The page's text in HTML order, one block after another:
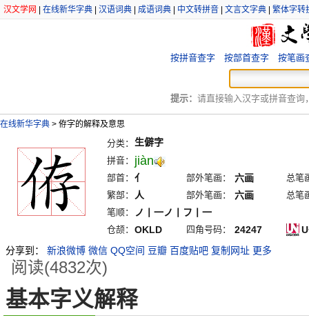
汉文学网 在线新华字典 汉语词典 成语词典 中文转拼音 文言文字典 繁体字转
按拼音查字 按部首查字 按笔画
提示： 请直接输入汉字或拼音查询
在线新华字典 > 侟字的解释及意思
分类： 生僻字
拼音： jiàn
部首： 亻 部外笔画： 六画
总笔
繁部：
人 部外笔画： 六画
总笔
笔顺：
ノ丨一ノ丨フ丨一
仓颉： OKLD 四角号码： 24247
分享到：
新浪微博 微信 QQ空间 豆瓣 百度贴吧 复制网址 更多
阅读(4832次)
基本字义解释